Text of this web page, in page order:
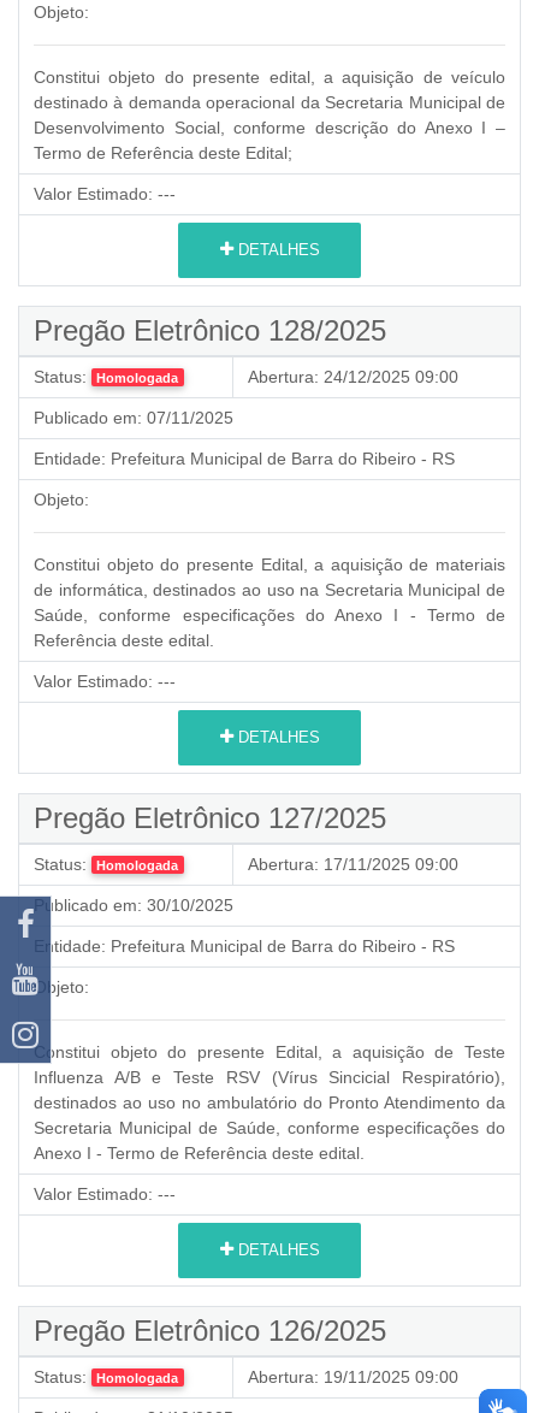
Objeto:
Constitui objeto do presente edital, a aquisição de veículo
destinado à demanda operacional da Secretaria Municipal de
Desenvolvimento Social, conforme descrição do Anexo I –
Termo de Referência deste Edital;
Valor Estimado: ---
DETALHES
Pregão Eletrônico 128/2025
Status: Homologada Abertura: 24/12/2025 09:00
Publicado em: 07/11/2025
Entidade: Prefeitura Municipal de Barra do Ribeiro - RS
Objeto:
Constitui objeto do presente Edital, a aquisição de materiais
de informática, destinados ao uso na Secretaria Municipal de
Saúde , conforme especificações do Anexo I - Termo de
Referência deste edital.
Valor Estimado: ---
DETALHES
Pregão Eletrônico 127/2025
Status: Homologada Abertura: 17/11/2025 09:00
Publicado em: 30/10/2025
Entidade: Prefeitura Municipal de Barra do Ribeiro - RS
Objeto:
Constitui objeto do presente Edital, a aquisição de Teste
Influenza A/B e Teste RSV (Vírus Sincicial Respiratório),
destinados ao uso no ambulatório do Pronto Atendimento da
Secretaria Municipal de Saúde, conforme especificações do
Anexo I - Termo de Referência deste edital.
Valor Estimado: ---
DETALHES
Pregão Eletrônico 126/2025
Status: Homologada Abertura: 19/11/2025 09:00